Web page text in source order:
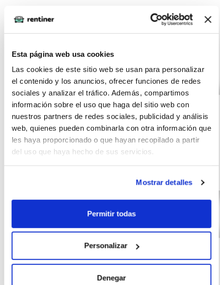
Esta página web usa cookies
Las cookies de este sitio web se usan para personalizar
el contenido y los anuncios, ofrecer funciones de redes
sociales y analizar el tráfico. Además, compartimos
información sobre el uso que haga del sitio web con
nuestros partners de redes sociales, publicidad y análisis
web, quienes pueden combinarla con otra información que
les haya proporcionado o que hayan recopilado a partir
del uso que haya hecho de sus servicios.
Mostrar detalles
Permitir todas
Personalizar
Denegar
PASSAT
VOLKSWAGEN
PASSAT Variant
Executive 2.0 TDI
90kW (122CV) D
395
€/mes
(IVA
incluido)
10000
meses
VOLKSWAGEN
PASSAT Business 2.0
TDI 110kW (150CV)
414
€/mes
(IVA
incluido)
10000
meses